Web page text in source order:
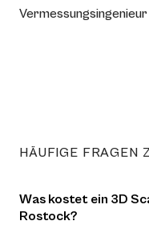
HÄUFIGE FRAGEN
Was kostet ein 3D
Rostock?